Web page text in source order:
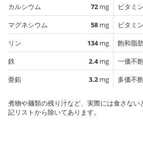
カルシウム
72 mg
マグネシウム
58 mg
リン
134mg
鉄
2.4mg
亜鉛
3.2 mg
ビタミ
ビタミ
飽和脂
一価不
多価不
煮物や麺類の残り汁など、実際には食さな
記リストから除いてあります。